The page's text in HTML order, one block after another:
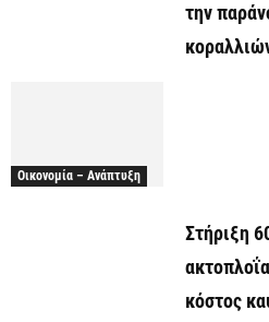
την
Οικονομία – Ανάπτυξη
Στήριξη
κόστος